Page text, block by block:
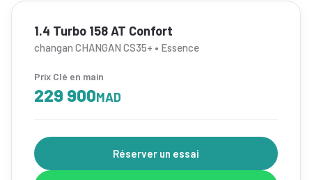
1.4 Turbo 158 AT Confort
changan CHANGAN CS35+ • Essence
Prix Clé en main
229 900MAD
Réserver un essai